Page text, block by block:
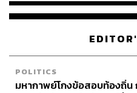
“เราน่าจะเป็นคลินิกแรกที่นำน
จากฝรั่งเศส ซึ่งเป็นกล้อง 3D
โรงเรียนแพทย์สำหรับศึกษาเ
ช่วยวิเคราะห์สภาพผิวแบบล
POLITICS
มหากาพย์โกงข้อสอบท้องถิ่น